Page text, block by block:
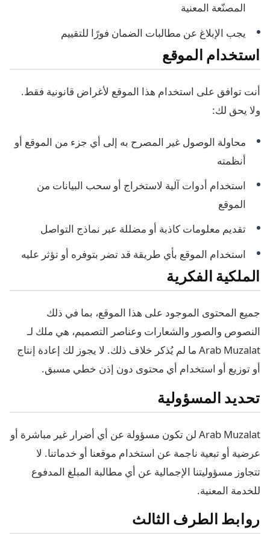
المصنّعة المعنية
يجب الإبلاغ عن مطالبات الضمان فورًا للتقييم
استخدام الموقع
أنت توافق على استخدام هذا الموقع لأغراض قانونية فقط.
ولا يحق لك:
محاولة الوصول غير المصرح به إلى أي جزء من الموقع أو
أنظمته
استخدام أدوات آلية لاستخراج أو سحب البيانات من
الموقع
تقديم معلومات كاذبة أو مضللة عبر نماذج التواصل
استخدام الموقع بأي طريقة قد تضر بتوفره أو تؤثر عليه
الملكية الفكرية
جميع المحتوى الموجود على هذا الموقع، بما في ذلك
النصوص والصور والشعارات وعناصر التصميم، هي ملك لـ
Arab Muzalat ما لم يُذكر خلاف ذلك. لا يجوز لك إعادة إنتاج
أو توزيع أو استخدام أي محتوى دون إذن خطي مسبق.
تحديد المسؤولية
Arab Muzalat لن تكون مسؤولة عن أي أضرار غير مباشرة أو
عرضية أو تبعية ناجمة عن استخدام موقعنا أو خدماتنا. لا
تتجاوز مسؤوليتنا الإجمالية عن أي مطالبة المبلغ المدفوع
للخدمة المعنية.
روابط الطرف الثالث